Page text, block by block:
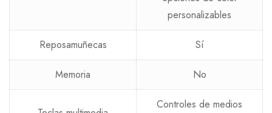
personalizables
Reposamuñecas Sí
Memoria No
Controles de medios